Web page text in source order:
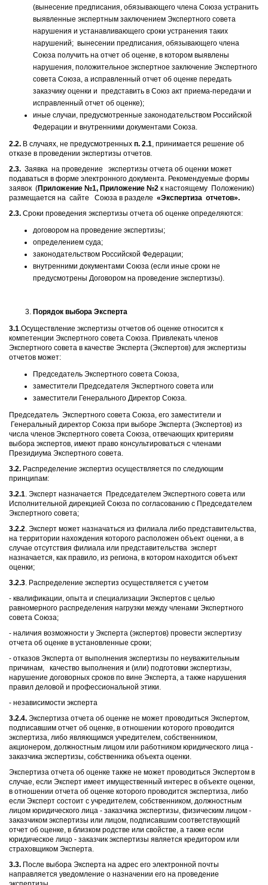
(вынесение предписания, обязывающего члена Союза устранить
выявленные экспертным заключением Экспертного совета
нарушения и устанавливающего сроки устранения таких
нарушений; вынесении предписания, обязывающего члена
Союза получить на отчет об оценке, в котором выявлены
нарушения, положительное экспертное заключение Экспертного
совета Союза, а исправленный отчет об оценке передать
заказчику оценки и представить в Союз акт приема-передачи и
исправленный отчет об оценке);
иные случаи, предусмотренные законодательством Российской
Федерации и внутренними документами Союза.
2.2. В случаях, не предусмотренных п. 2.1, принимается решение об
отказе в проведении экспертизы отчетов.
2.3. Заявка на проведение экспертизы отчета об оценки может
подаваться в форме электронного документа. Рекомендуемые формы
заявок (Приложение №1, Приложение №2 к настоящему Положению)
размещается на сайте Союза в разделе «Экспертиза отчетов».
2.3. Сроки проведения экспертизы отчета об оценке определяются:
договором на проведение экспертизы;
определением суда;
законодательством Российской Федерации;
внутренними документами Союза (если иные сроки не
предусмотрены Договором на проведение экспертизы).
Порядок выбора Эксперта
3.1.Осуществление экспертизы отчетов об оценке относится к
компетенции Экспертного совета Союза. Привлекать членов
Экспертного совета в качестве Эксперта (Экспертов) для экспертизы
отчетов может:
Председатель Экспертного совета Союза,
заместители Председателя Экспертного совета или
заместители Генерального Директор Союза.
Председатель Экспертного совета Союза, его заместители и
Генеральный директор Союза при выборе Эксперта (Экспертов) из
числа членов Экспертного совета Союза, отвечающих критериям
выбора экспертов, имеют право консультироваться с членами
Президиума Экспертного совета.
3.2. Распределение экспертиз осуществляется по следующим
принципам:
3.2.1. Эксперт назначается Председателем Экспертного совета или
Исполнительной дирекцией Союза по согласованию с Председателем
Экспертного совета;
3.2.2. Эксперт может назначаться из филиала либо представительства,
на территории нахождения которого расположен объект оценки, а в
случае отсутствия филиала или представительства эксперт
назначается, как правило, из региона, в котором находится объект
оценки;
3.2.3. Распределение экспертиз осуществляется с учетом
- квалификации, опыта и специализации Экспертов с целью
равномерного распределения нагрузки между членами Экспертного
совета Союза;
- наличия возможности у Эксперта (экспертов) провести экспертизу
отчета об оценке в установленные сроки;
- отказов Эксперта от выполнения экспертизы по неуважительным
причинам, качество выполнения и (или) подготовки экспертизы,
нарушение договорных сроков по вине Эксперта, а также нарушения
правил деловой и профессиональной этики.
- независимости эксперта
3.2.4. Экспертиза отчета об оценке не может проводиться Экспертом,
подписавшим отчет об оценке, в отношении которого проводится
экспертиза, либо являющимся учредителем, собственником,
акционером, должностным лицом или работником юридического лица -
заказчика экспертизы, собственника объекта оценки.
Экспертиза отчета об оценке также не может проводиться Экспертом в
случае, если Эксперт имеет имущественный интерес в объекте оценки,
в отношении отчета об оценке которого проводится экспертиза, либо
если Эксперт состоит с учредителем, собственником, должностным
лицом юридического лица - заказчика экспертизы, физическим лицом -
заказчиком экспертизы или лицом, подписавшим соответствующий
отчет об оценке, в близком родстве или свойстве, а также если
юридическое лицо - заказчик экспертизы является кредитором или
страховщиком Эксперта.
3.3. После выбора Эксперта на адрес его электронной почты
направляется уведомление о назначении его на проведение